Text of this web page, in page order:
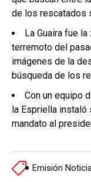
de los rescatados
La Guaira fue
terremoto del
imágenes de la
búsqueda de los
Con un equipo
la Espriella instaló
mandato al
Emisión